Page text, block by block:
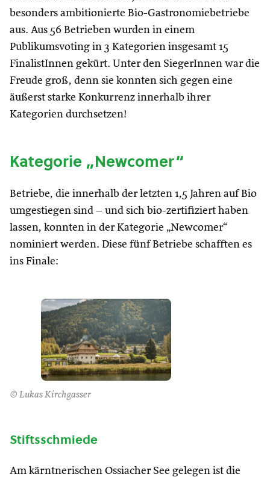
besonders ambitionierte Bio-Gastronomiebetriebe
aus. Aus 56 Betrieben wurden in einem
Publikumsvoting in 3 Kategorien insgesamt 15
FinalistInnen gekürt. Unter den SiegerInnen war die
Freude groß, denn sie konnten sich gegen eine
äußerst starke Konkurrenz innerhalb ihrer
Kategorien durchsetzen!
Kategorie „Newcomer“
Betriebe, die innerhalb der letzten 1,5 Jahren auf Bio
umgestiegen sind – und sich bio-zertifiziert haben
lassen, konnten in der Kategorie „Newcomer“
nominiert werden. Diese fünf Betriebe schafften es
ins Finale:
© Lukas Kirchgasser
Stiftsschmiede
Am kärntnerischen Ossiacher See gelegen ist die